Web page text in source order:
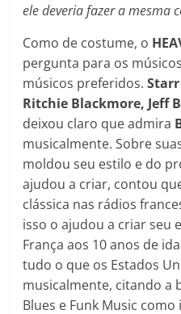
ele deveria fazer a mesma
Como de costume, o
pergunta para os
músicos preferidos.Starr
Ritchie Blackmore, Jeff
deixou claro que admira
musicalmente. Sobre
moldou seu estilo e do
ajudou a criar, contou
clássica nas rádios
isso o ajudou a criar seu
França aos 10 anos de
tudo o que os Estados
musicalmente, citando a
Blues e Funk Music como